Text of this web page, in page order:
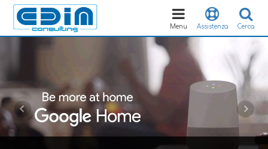
Cerca
Assistenza
Toggle
navigation
Menu